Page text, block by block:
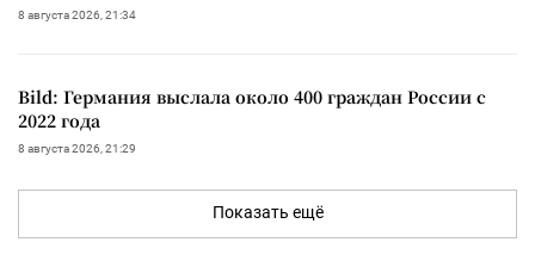
8 августа 2026, 21:34
Bild: Германия выслала около 400 граждан России с
2022 года
8 августа 2026, 21:29
Показать ещё